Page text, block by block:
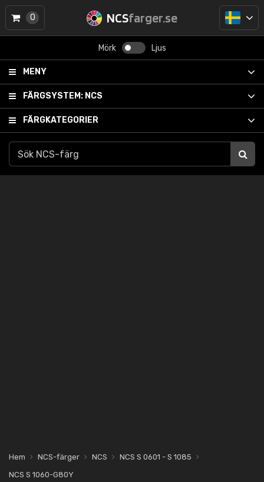
NCSfarger.se
Mörk Ljus
MENY
FÄRGSYSTEM: NCS
FÄRGKATEGORIER
0
Hem NCS-färger NCS
NCS S 0601 - S 1085
NCS S 1060-G80Y